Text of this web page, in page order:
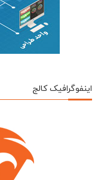
اینفوگرافیک کالج